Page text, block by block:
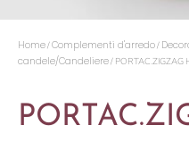
Home/Complementi d'arredo/
candele/Candeliere/ PORTAC.ZIGZAG